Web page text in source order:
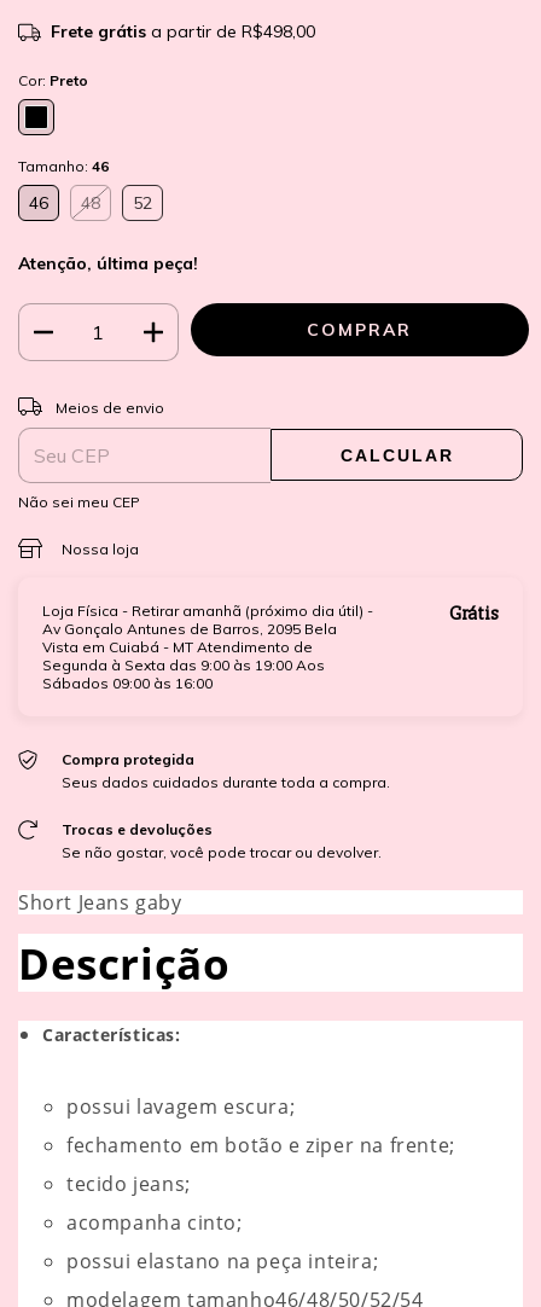
Frete grátis a partir de R$498,00
Cor: Preto
Tamanho: 46
46 48 52
Atenção, última peça!
Entregas para o CEP:
Meios de envio
CALCULAR
Não sei meu CEP
Nossa loja
Loja Física - Retirar amanhã (próximo dia útil) -
Av Gonçalo Antunes de Barros, 2095 Bela
Vista em Cuiabá - MT Atendimento de
Segunda à Sexta das 9:00 às 19:00 Aos
Sábados 09:00 às 16:00
Grátis
Compra protegida
Seus dados cuidados durante toda a compra.
Trocas e devoluções
Se não gostar, você pode trocar ou devolver.
Short Jeans gaby
Descrição
Características:
possui lavagem escura;
fechamento em botão e ziper na frente;
tecido jeans;
acompanha cinto;
possui elastano na peça inteira;
modelagem tamanho46/48/50/52/54